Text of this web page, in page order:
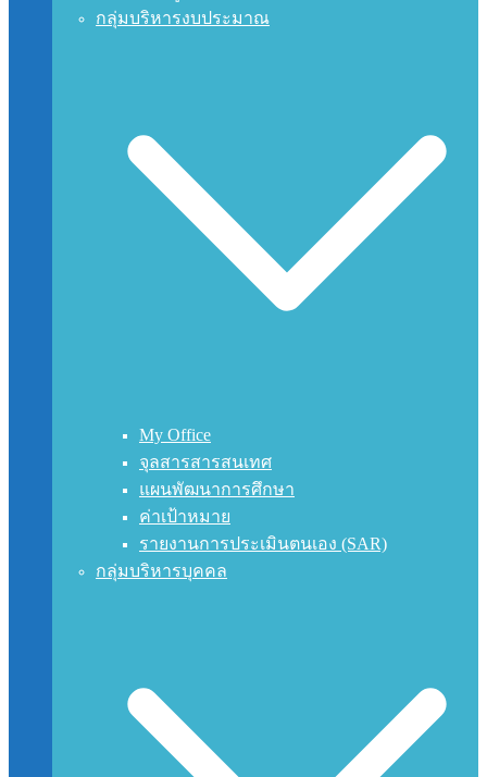
กลุ่มบริหารงบประมาณ
My Office
จุลสารสารสนเทศ
แผนพัฒนาการศึกษา
ค่าเป้าหมาย
รายงานการประเมินตนเอง (SAR)
กลุ่มบริหารบุคคล